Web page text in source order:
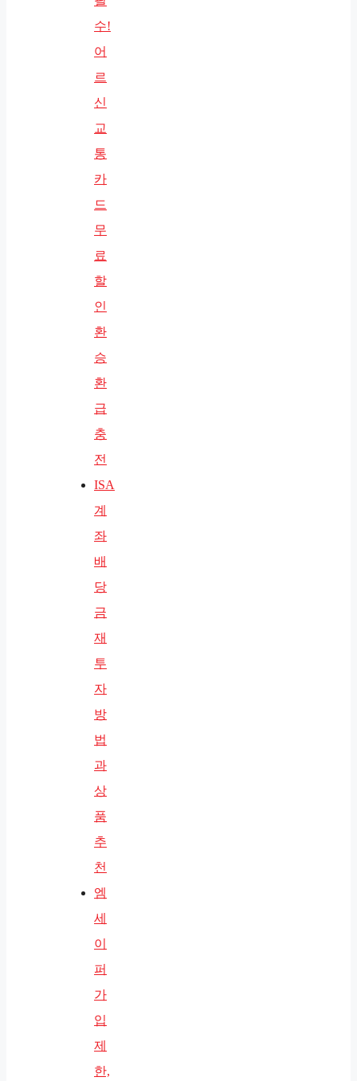
수!
어
르
신
교
통
카
드
무
료
할
인
환
승
환
급
충
전
ISA
계
좌
배
당
금
재
투
자
방
법
과
상
품
추
천
엠
세
이
퍼
가
입
제
한,